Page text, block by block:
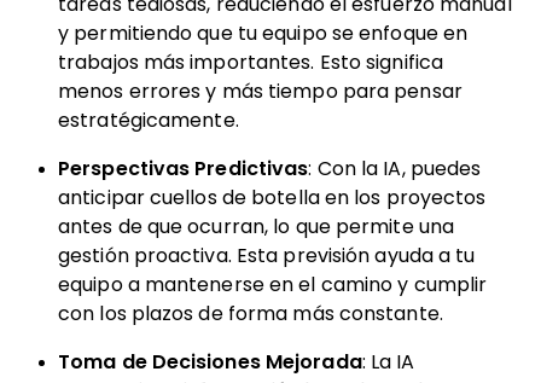
tareas tediosas, reduciendo el esfuerzo manual
y permitiendo que tu equipo se enfoque en
trabajos más importantes. Esto significa
menos errores y más tiempo para pensar
estratégicamente.
Perspectivas Predictivas: Con la IA, puedes
anticipar cuellos de botella en los proyectos
antes de que ocurran, lo que permite una
gestión proactiva. Esta previsión ayuda a tu
equipo a mantenerse en el camino y cumplir
con los plazos de forma más constante.
Toma de Decisiones Mejorada: La IA